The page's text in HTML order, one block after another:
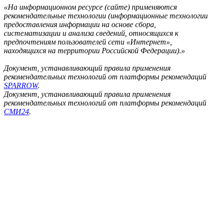
«На информационном ресурсе (сайте) применяются
рекомендательные технологии (информационные технологии
предоставления информации на основе сбора,
систематизации и анализа сведений, относящихся к
предпочтениям пользователей сети «Интернет»,
находящихся на территории Российской Федерации).»
Документ, устанавливающий правила применения
рекомендательных технологий от платформы рекомендаций
SPARROW.
Документ, устанавливающий правила применения
рекомендательных технологий от платформы рекомендаций
СМИ24.